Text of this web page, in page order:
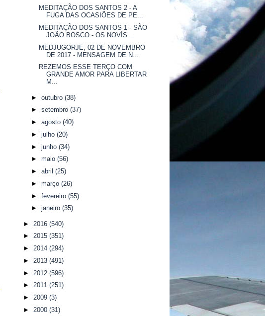
MEDITAÇÃO DOS SANTOS 2 - A
FUGA DAS OCASIÕES DE PE...
MEDITAÇÃO DOS SANTOS 1 - SÃO
JOÃO BOSCO - OS NOVÍS...
MEDJUGORJE, 02 DE NOVEMBRO
DE 2017 - MENSAGEM DE N...
REZEMOS ESSE TERÇO COM
GRANDE AMOR PARA LIBERTAR
M...
► outubro (38)
► setembro (37)
► agosto (40)
► julho (20)
► junho (34)
► maio (56)
► abril (25)
► março (26)
► fevereiro (55)
► janeiro (35)
► 2016 (540)
► 2015 (351)
► 2014 (294)
► 2013 (491)
► 2012 (596)
► 2011 (251)
► 2009 (3)
► 2000 (31)